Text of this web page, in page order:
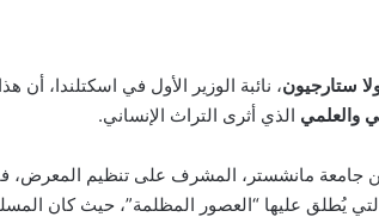
ستارجيون، نائبة الوزير الأول في اسكتلندا، أن
والعلمي الذي أثرى التراث الإنساني.
جامعة مانشستر، المشرف على تنظيم
يُطلق عليها “العصور المظلمة”، حيث كان